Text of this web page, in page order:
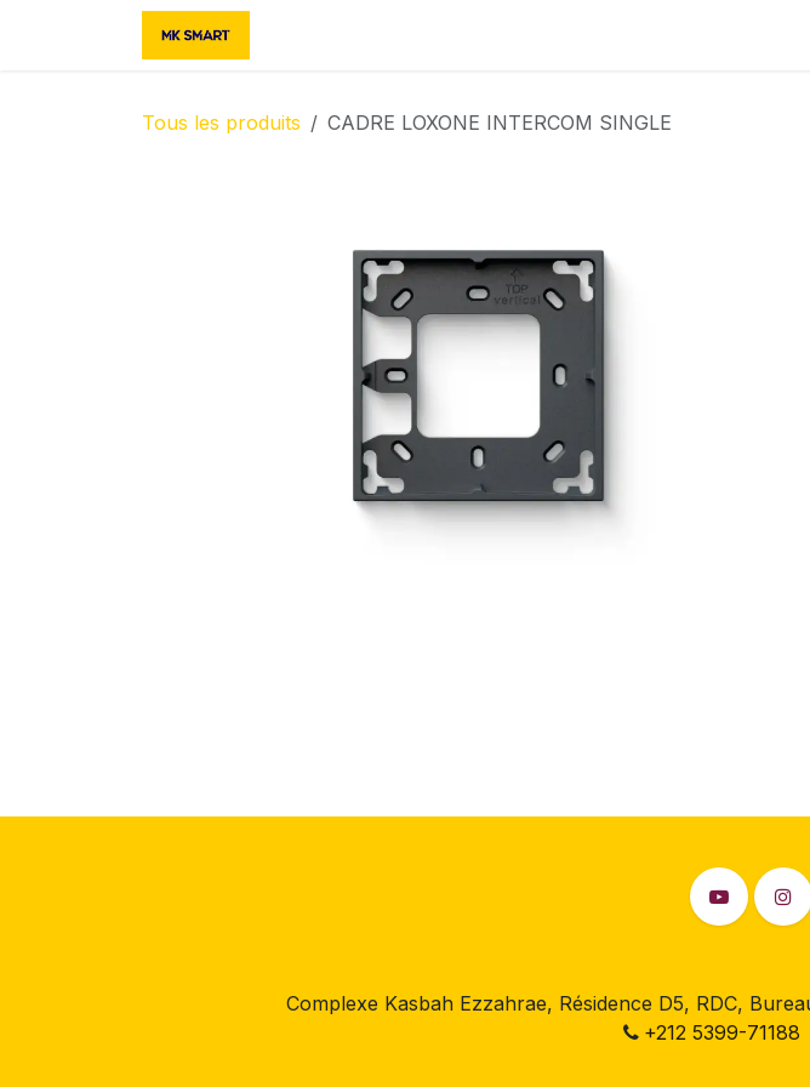
Se rendre au contenu
Tous les produits CADRE LOXONE INTERCOM SINGLE
Complexe Kasbah Ezzahrae, Résidence D5, RDC,
+212 5399-71188